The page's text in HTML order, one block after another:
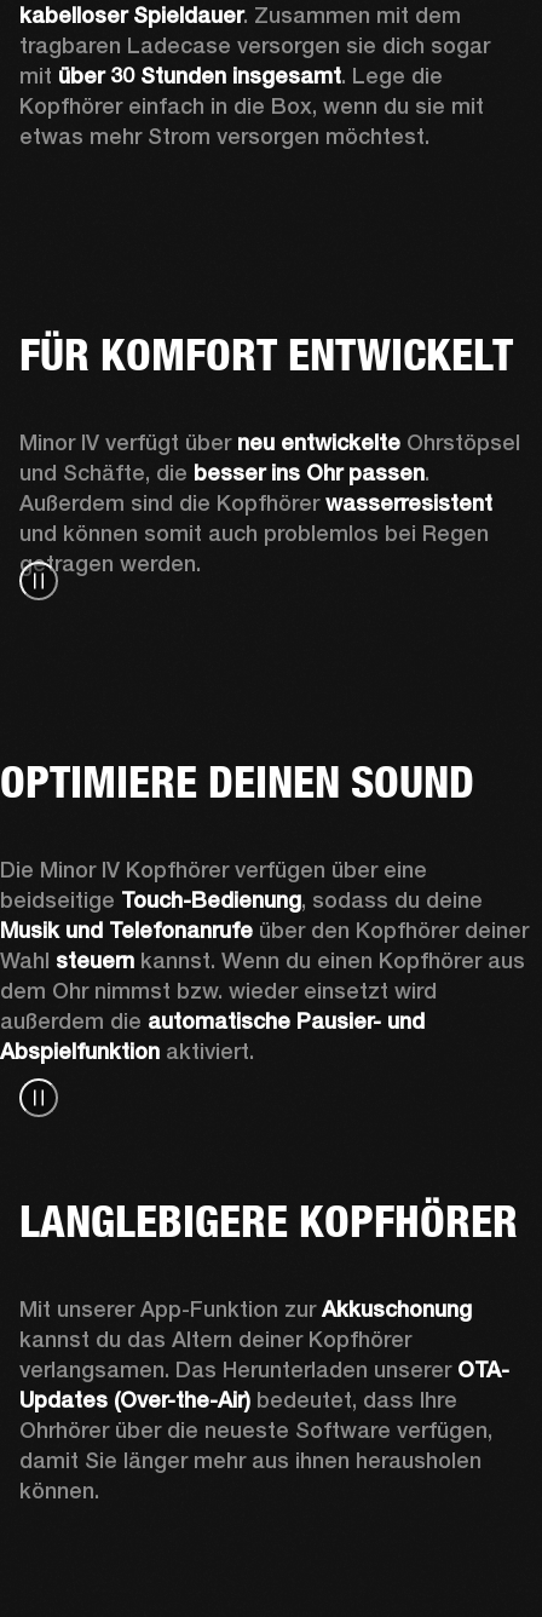
kabelloser Spieldauer. Zusammen mit dem
tragbaren Ladecase versorgen sie dich sogar
mit über 30 Stunden insgesamt. Lege die
Kopfhörer einfach in die Box, wenn du sie mit
etwas mehr Strom versorgen möchtest.
FÜR KOMFORT ENTWICKELT
Minor IV verfügt über neu entwickelte Ohrstöpsel
und Schäfte, die besser ins Ohr passen.
Außerdem sind die Kopfhörer wasserresistent
und können somit auch problemlos bei Regen
getragen werden.
OPTIMIERE DEINEN SOUND
Die Minor IV Kopfhörer verfügen über eine
beidseitige Touch-Bedienung
Musik und Telefonanrufe über den Kopfhörer deiner
Wahl steuern kannst. Wenn du einen Kopfhörer aus
dem Ohr nimmst bzw. wieder einsetzt wird
außerdem die automatische Pausier- und
Abspielfunktion aktiviert.
LANGLEBIGERE KOPFHÖRER
Mit unserer App-Funktion zur Akkuschonung
kannst du das Altern deiner Kopfhörer
verlangsamen. Das Herunterladen unserer OTA-
Updates (Over-the-Air) bedeutet, dass Ihre
Ohrhörer über die neueste Software verfügen,
damit Sie länger mehr aus ihnen herausholen
können.